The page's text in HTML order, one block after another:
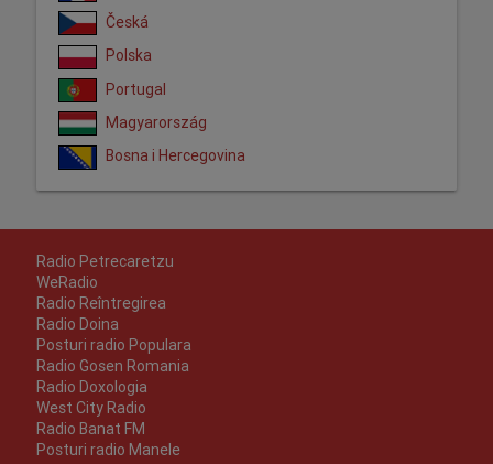
Česká
Polska
Portugal
Magyarország
Bosna i Hercegovina
Radio Petrecaretzu
WeRadio
Radio Reîntregirea
Radio Doina
Posturi radio Populara
Radio Gosen Romania
Radio Doxologia
West City Radio
Radio Banat FM
Posturi radio Manele